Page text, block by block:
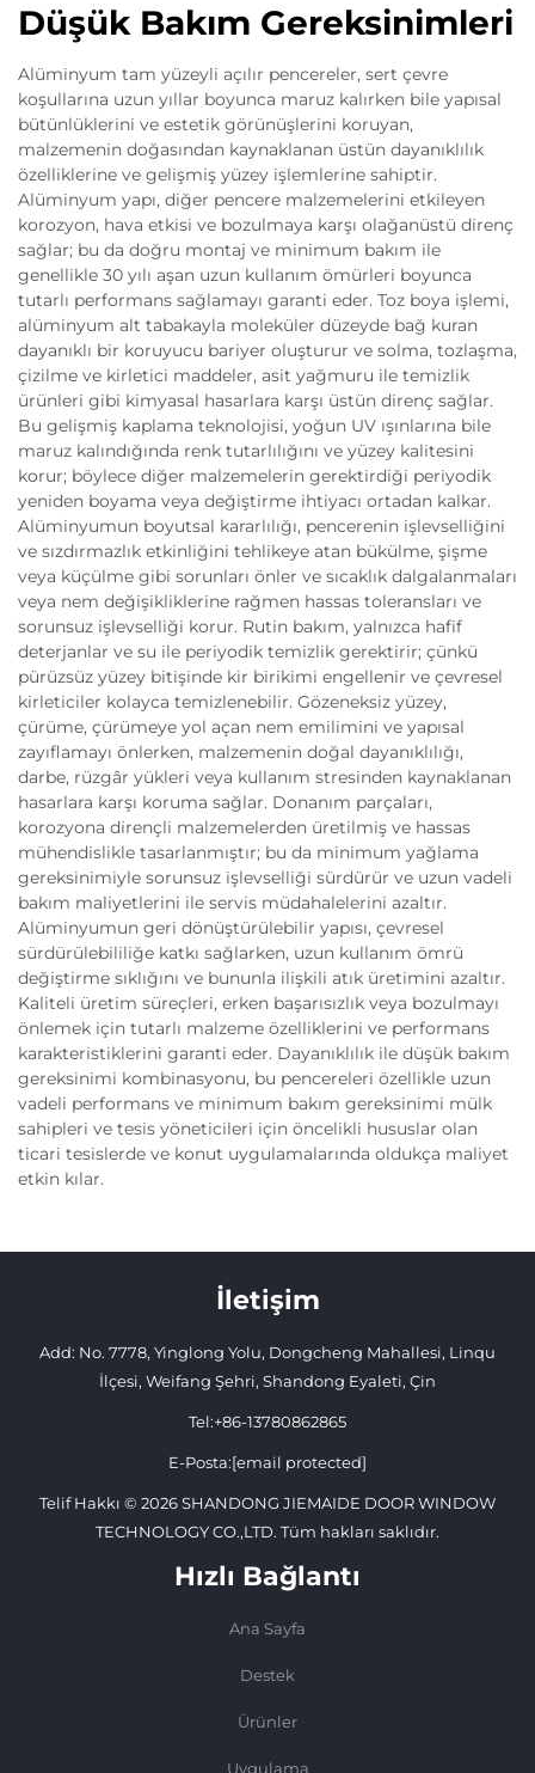
Düşük Bakım Gereksinimleri
Alüminyum tam yüzeyli açılır pencereler, sert çevre
koşullarına uzun yıllar boyunca maruz kalırken bile yapısal
bütünlüklerini ve estetik görünüşlerini koruyan,
malzemenin doğasından kaynaklanan üstün dayanıklılık
özelliklerine ve gelişmiş yüzey işlemlerine sahiptir.
Alüminyum yapı, diğer pencere malzemelerini etkileyen
korozyon, hava etkisi ve bozulmaya karşı olağanüstü direnç
sağlar; bu da doğru montaj ve minimum bakım ile
genellikle 30 yılı aşan uzun kullanım ömürleri boyunca
tutarlı performans sağlamayı garanti eder. Toz boya işlemi,
alüminyum alt tabakayla moleküler düzeyde bağ kuran
dayanıklı bir koruyucu bariyer oluşturur ve solma, tozlaşma,
çizilme ve kirletici maddeler, asit yağmuru ile temizlik
ürünleri gibi kimyasal hasarlara karşı üstün direnç sağlar.
Bu gelişmiş kaplama teknolojisi, yoğun UV ışınlarına bile
maruz kalındığında renk tutarlılığını ve yüzey kalitesini
korur; böylece diğer malzemelerin gerektirdiği periyodik
yeniden boyama veya değiştirme ihtiyacı ortadan kalkar.
Alüminyumun boyutsal kararlılığı, pencerenin işlevselliğini
ve sızdırmazlık etkinliğini tehlikeye atan bükülme, şişme
veya küçülme gibi sorunları önler ve sıcaklık dalgalanmaları
veya nem değişikliklerine rağmen hassas toleransları ve
sorunsuz işlevselliği korur. Rutin bakım, yalnızca hafif
deterjanlar ve su ile periyodik temizlik gerektirir; çünkü
pürüzsüz yüzey bitişinde kir birikimi engellenir ve çevresel
kirleticiler kolayca temizlenebilir. Gözeneksiz yüzey,
çürüme, çürümeye yol açan nem emilimini ve yapısal
zayıflamayı önlerken, malzemenin doğal dayanıklılığı,
darbe, rüzgâr yükleri veya kullanım stresinden kaynaklanan
hasarlara karşı koruma sağlar. Donanım parçaları,
korozyona dirençli malzemelerden üretilmiş ve hassas
mühendislikle tasarlanmıştır; bu da minimum yağlama
gereksinimiyle sorunsuz işlevselliği sürdürür ve uzun vadeli
bakım maliyetlerini ile servis müdahalelerini azaltır.
Alüminyumun geri dönüştürülebilir yapısı, çevresel
sürdürülebililiğe katkı sağlarken, uzun kullanım ömrü
değiştirme sıklığını ve bununla ilişkili atık üretimini azaltır.
Kaliteli üretim süreçleri, erken başarısızlık veya bozulmayı
önlemek için tutarlı malzeme özelliklerini ve performans
karakteristiklerini garanti eder. Dayanıklılık ile düşük bakım
gereksinimi kombinasyonu, bu pencereleri özellikle uzun
vadeli performans ve minimum bakım gereksinimi mülk
sahipleri ve tesis yöneticileri için öncelikli hususlar olan
ticari tesislerde ve konut uygulamalarında oldukça maliyet
etkin kılar.
İletişim
Add: No. 7778, Yinglong Yolu, Dongcheng Mahallesi, Linqu
İlçesi, Weifang Şehri, Shandong Eyaleti, Çin
Tel:+86-13780862865
E-Posta:[email protected]
Telif Hakkı © 2026 SHANDONG JIEMAIDE DOOR WINDOW
TECHNOLOGY CO.,LTD. Tüm hakları saklıdır.
Hızlı Bağlantı
Ana Sayfa
Destek
Ürünler
Uygulama